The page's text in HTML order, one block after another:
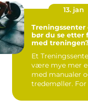
13. jan
Treningssenter
bør du se etter
med
Et
være mye mer
med manualer
tredemøller.